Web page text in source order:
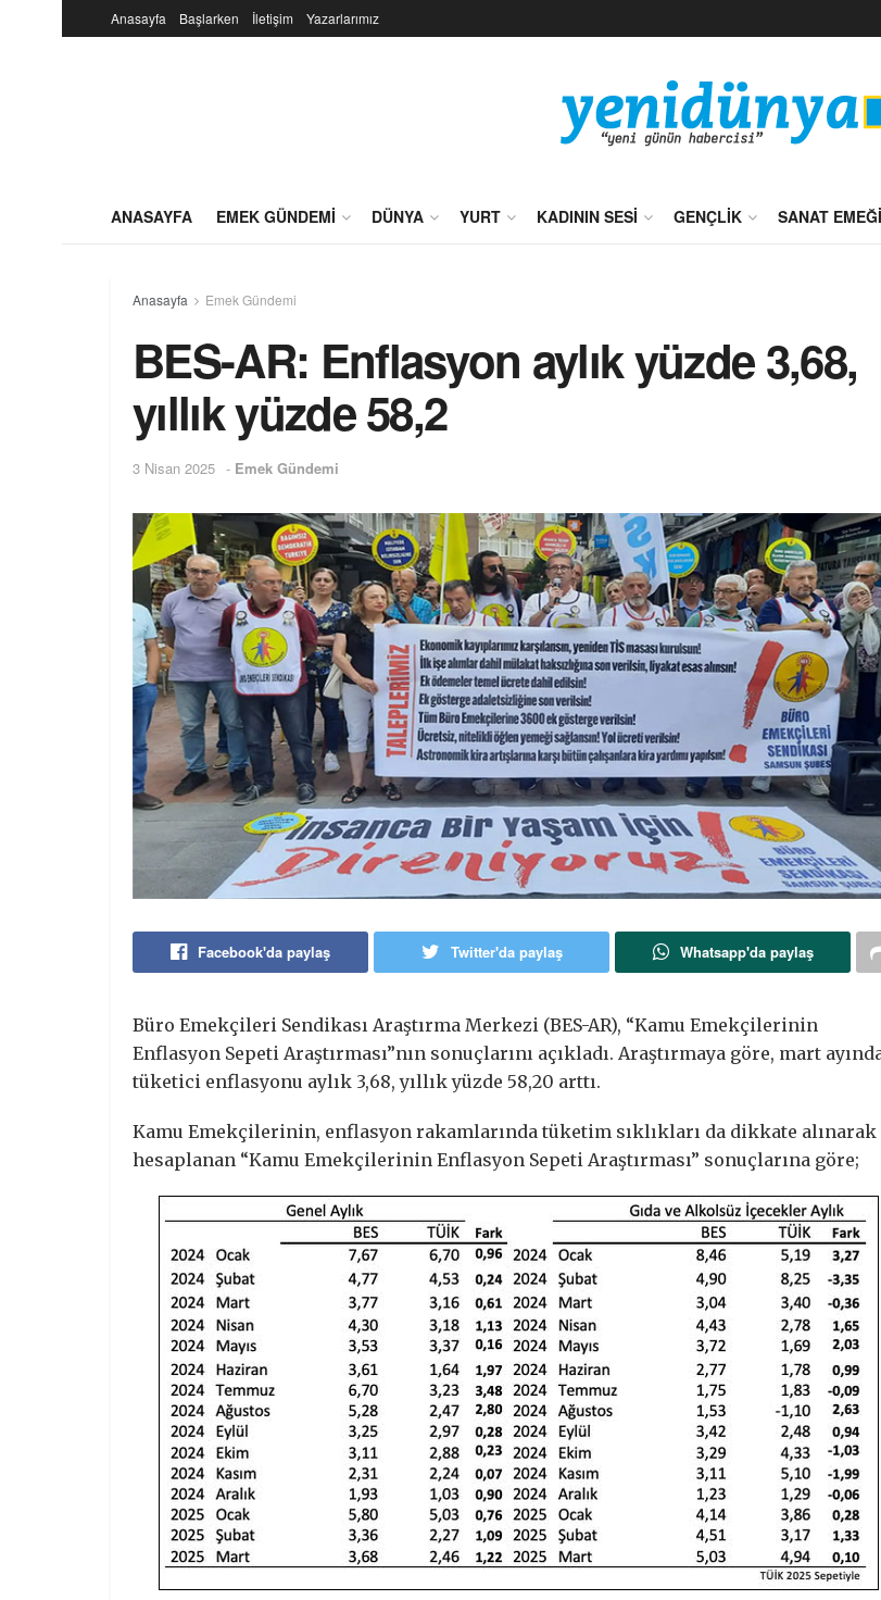
Anasayfa Başlarken İletişim Yazarlarımız
ANASAYFA EMEK GÜNDEMI DÜNYA YURT KADININ SESI GENÇLIK SANAT EMEĞI
Anasayfa Emek Gündemi
BES-AR: Enflasyon aylık yüzde 3,68,
yıllık yüzde 58,2
3 Nisan 2025 - Emek Gündemi
Facebook'da paylaş Twitter'da paylaş Whatsapp'da paylaş
Büro Emekçileri Sendikası Araştırma Merkezi (BES-AR), “Kamu Emekçilerinin
Enflasyon Sepeti Araştırması”nın sonuçlarını açıkladı. Araştırmaya göre, mart
tüketici enflasyonu aylık 3,68, yıllık yüzde 58,20 arttı.
Kamu Emekçilerinin, enflasyon rakamlarında tüketim sıklıkları da dikkate alınarak
hesaplanan “Kamu Emekçilerinin Enflasyon Sepeti Araştırması” sonuçlarına göre;